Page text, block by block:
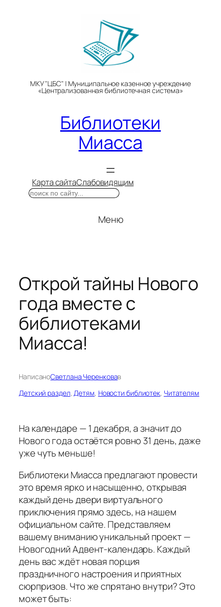
МКУ "ЦБС" | Муниципальное казенное учреждение
«Централизованная библиотечная система»
Библиотеки
Миасса
Карта сайтаСлабовидящим
Поиск
Меню
Открой тайны Нового
года вместе с
библиотеками
Миасса!
НаписаноСветлана Черенковав
Детский раздел, Детям, Новости библиотек, Читателям
На календаре — 1 декабря, а значит до
Нового года остаётся ровно 31 день, даже
уже чуть меньше!
Библиотеки Миасса предлагают провести
это время ярко и насыщенно, открывая
каждый день двери виртуального
приключения прямо здесь, на нашем
официальном сайте. Представляем
вашему вниманию уникальный проект —
Новогодний Адвент-календарь. Каждый
день вас ждёт новая порция
праздничного настроения и приятных
сюрпризов. Что же спрятано внутри? Это
может быть: